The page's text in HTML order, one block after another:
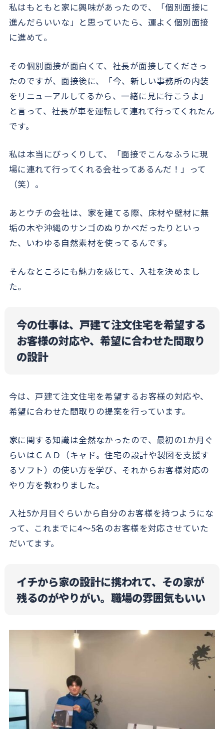
私はもともと家に興味があったので、「個別面接に
進んだらいいな」と思っていたら、運よく個別面接
に進めて。
その個別面接が面白くて、社長が面接してくださっ
たのですが、面接後に、「今、新しい事務所の内装
をリニューアルしてるから、一緒に見に行こうよ」
と言って、社長が車を運転して連れて行ってくれたん
です。
私は本当にびっくりして、「面接でこんなふうに現
場に連れて行ってくれる会社ってあるんだ！」って
（笑）。
あとウチの会社は、家を建てる際、床材や壁材に無
垢の木や沖縄のサンゴのぬりかべだったりといっ
た、いわゆる自然素材を使ってるんです。
そんなところにも魅力を感じて、入社を決めまし
た。
今の仕事は、戸建て注文住宅を希望する
お客様の対応や、希望に合わせた間取り
の設計
今は、戸建て注文住宅を希望するお客様の対応や、
希望に合わせた間取りの提案を行っています。
家に関する知識は全然なかったので、最初の1か月ぐ
らいはＣＡＤ（キャド。住宅の設計や製図を支援す
るソフト）の使い方を学び、それからお客様対応の
やり方を教わりました。
入社5か月目ぐらいから自分のお客様を持つようにな
って、これまでに4～5名のお客様を対応させていた
だいてます。
イチから家の設計に携われて、その家が
残るのがやりがい。職場の雰囲気もいい